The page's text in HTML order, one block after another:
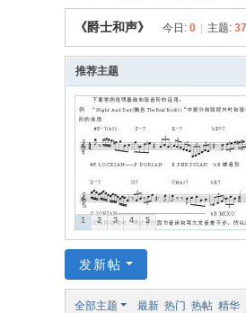
久
久
吉
《爵士和声》 今日: 0 主题: 37
推荐主题
1 2 3 4 5
发新帖
全部主题 最新 热门 热帖 精华